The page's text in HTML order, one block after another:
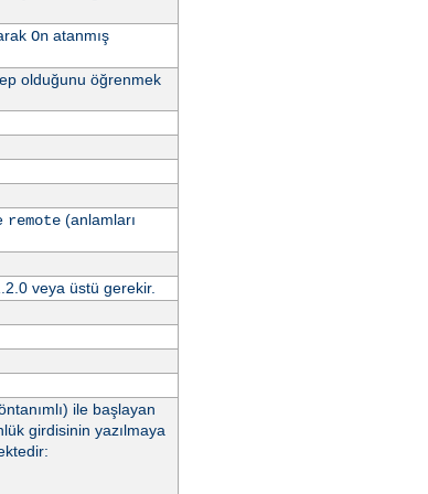
Onatanmış
olduğunu öğrenmek
remote(anlamları
veya üstü gerekir.
ile başlayan
girdisinin yazılmaya